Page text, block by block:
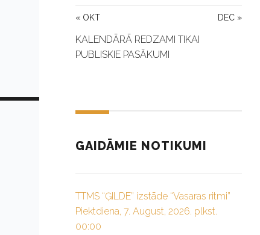
« OKT DEC »
KALENDĀRĀ REDZAMI TIKAI
PUBLISKIE PASĀKUMI
GAIDĀMIE NOTIKUMI
TTMS “ĢILDE” izstāde “Vasaras ritmi”
Piektdiena, 7. August, 2026. plkst.
00:00